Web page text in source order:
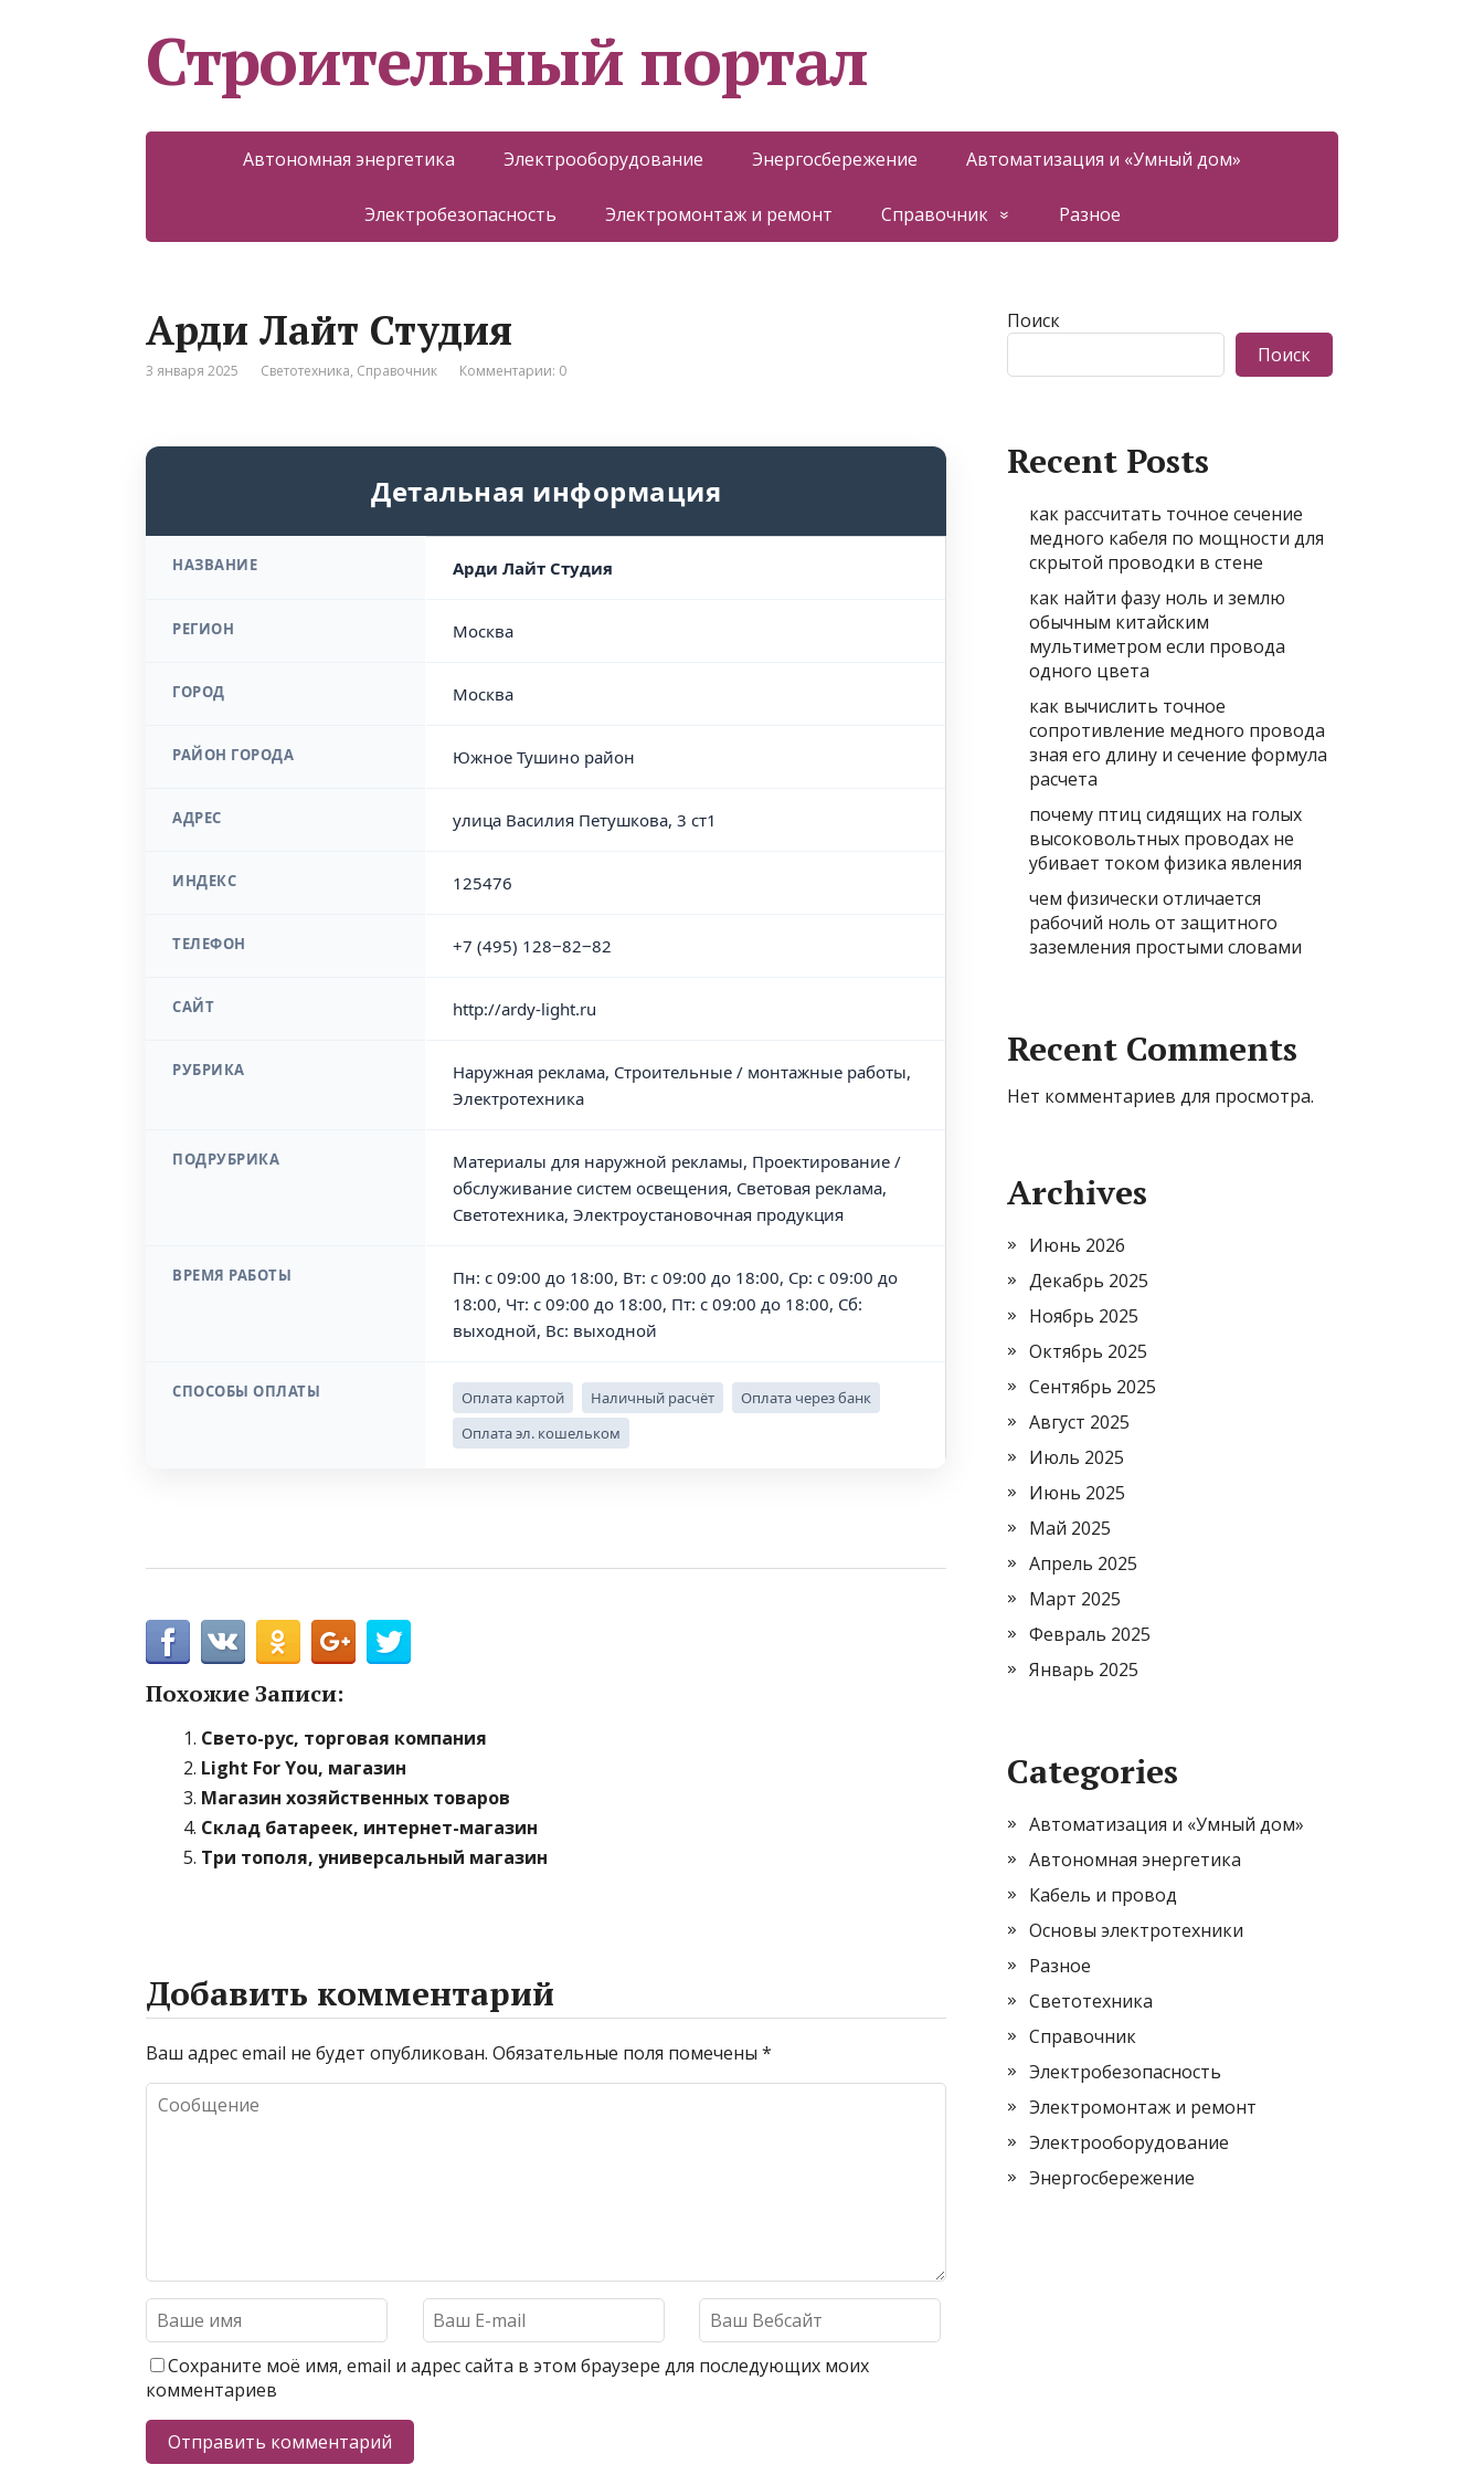
Строительный портал
Автономная энергетика Электрооборудование Энергосбережение Автоматизация и «Умный дом»
Электробезопасность Электромонтаж и ремонт Справочник Разное
Арди Лайт Студия
3 января 2025 Светотехника, Справочник Комментарии: 0
Детальная информация
НАЗВАНИЕ Арди Лайт Студия
РЕГИОН Москва
ГОРОД Москва
РАЙОН ГОРОДА Южное Тушино район
АДРЕС улица Василия Петушкова, 3 ст1
ИНДЕКС 125476
ТЕЛЕФОН +7 (495) 128‒82‒82
САЙТ http://ardy-light.ru
РУБРИКА
Наружная реклама, Строительные / монтажные работы,
Электротехника
ПОДРУБРИКА
Материалы для наружной рекламы, Проектирование /
обслуживание систем освещения, Световая реклама,
Светотехника, Электроустановочная продукция
ВРЕМЯ РАБОТЫ
Пн: с 09:00 до 18:00, Вт: с 09:00 до 18:00, Ср: с 09:00 до
18:00, Чт: с 09:00 до 18:00, Пт: с 09:00 до 18:00, Сб:
выходной, Вс: выходной
СПОСОБЫ ОПЛАТЫ Оплата картой Наличный расчёт
Оплата через банк
Оплата эл. кошельком
Похожие Записи:
Свето-рус, торговая компания
Light For You, магазин
Магазин хозяйственных товаров
Склад батареек, интернет-магазин
Три тополя, универсальный магазин
Добавить комментарий
Ваш адрес email не будет опубликован. Обязательные поля помечены *
Сохраните моё имя, email и адрес сайта в этом браузере для последующих моих
комментариев
Поиск
Поиск
Recent Posts
как рассчитать точное сечение
медного кабеля по мощности для
скрытой проводки в стене
как найти фазу ноль и землю
обычным китайским
мультиметром если провода
одного цвета
как вычислить точное
сопротивление медного провода
зная его длину и сечение формула
расчета
почему птиц сидящих на голых
высоковольтных проводах не
убивает током физика явления
чем физически отличается
рабочий ноль от защитного
заземления простыми словами
Recent Comments
Нет комментариев для просмотра.
Archives
Июнь 2026
Декабрь 2025
Ноябрь 2025
Октябрь 2025
Сентябрь 2025
Август 2025
Июль 2025
Июнь 2025
Май 2025
Апрель 2025
Март 2025
Февраль 2025
Январь 2025
Categories
Автоматизация и «Умный дом»
Автономная энергетика
Кабель и провод
Основы электротехники
Разное
Светотехника
Справочник
Электробезопасность
Электромонтаж и ремонт
Электрооборудование
Энергосбережение